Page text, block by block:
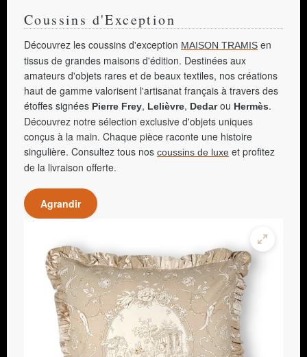
Coussins d'Exception
Découvrez les coussins d'exception MAISON TRAMIS en
tissus de grandes maisons d'édition. Destinées aux
amateurs d'objets rares et de beaux textiles, nos créations
haut de gamme valorisent l'artisanat français à travers des
étoffes signées Pierre Frey, Lelièvre, Dedarou Hermès.
Découvrez notre sélection exclusive d'objets uniques
conçus à la main. Chaque pièce raconte une histoire
singulière. Consultez tous nos coussins de luxe et profitez
de la livraison offerte.
Agrandir